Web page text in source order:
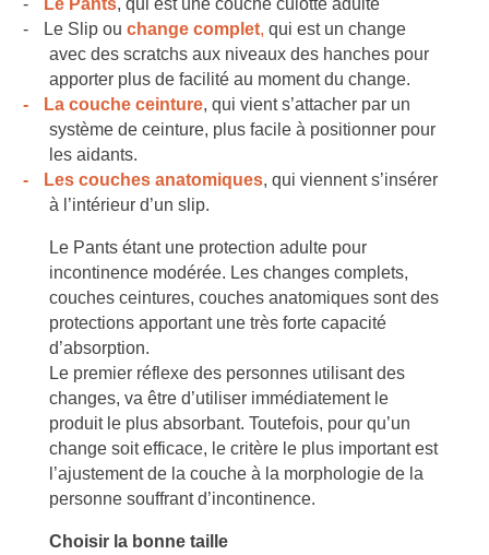
-
Le Slip ou change complet, qui est un change
avec des scratchs aux niveaux des hanches pour
apporter plus de facilité au moment du change.
-
La couche ceinture, qui vient s’attacher par un
système de ceinture, plus facile à positionner pour
les aidants.
-
Les couches anatomiques, qui viennent s’insérer
à l’intérieur d’un slip.
Le Pants étant une protection adulte pour
incontinence modérée. Les changes complets,
couches ceintures, couches anatomiques sont des
protections apportant une très forte capacité
d’absorption.
Le premier réflexe des personnes utilisant des
changes, va être d’utiliser immédiatement le
produit le plus absorbant. Toutefois, pour qu’un
change soit efficace, le critère le plus important est
l’ajustement de la couche à la morphologie de la
personne souffrant d’incontinence.
Choisir la bonne taille